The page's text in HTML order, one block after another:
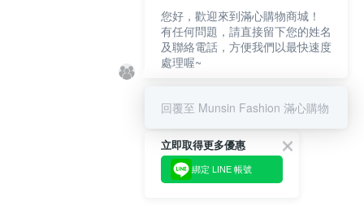
立即取得更多優惠
綁定 LINE 帳號
您好，歡迎來到滿心購物商城！
有任何問題，請直接留下您的姓名
及聯絡電話，方便我們以最快速度
處理喔~
回覆至 Munsin Fashion 滿心購物